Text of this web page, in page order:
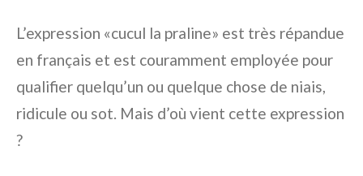
L’expression «cucul la praline» est très répandue
en français et est couramment employée pour
qualifier quelqu’un ou quelque chose de niais,
ridicule ou sot. Mais d’où vient cette expression
?